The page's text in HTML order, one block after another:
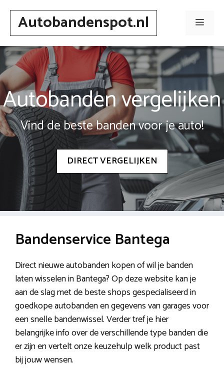
Spring
inhoudAutobandenspot.nl Menu
Autobanden vergelijken
Vind de beste banden voor je auto!
DIRECT VERGELIJKEN
Bandenservice Bantega
Direct nieuwe autobanden kopen of wil je banden
laten wisselen in Bantega? Op deze website kan je
aan de slag met de beste shops gespecialiseerd in
goedkope autobanden en gegevens van garages voor
een snelle bandenwissel. Verder tref je hier
belangrijke info over de verschillende type banden die
er zijn en vertelt onze keuzehulp welk product past
bij jouw wensen.